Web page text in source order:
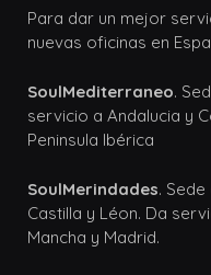
Para dar un mejor
nuevas oficinas en
SoulMediterraneo.
servicio a Andalucia y
Peninsula Ibérica
SoulMerindades.
Castilla y Léon. Da
Mancha y Madrid.